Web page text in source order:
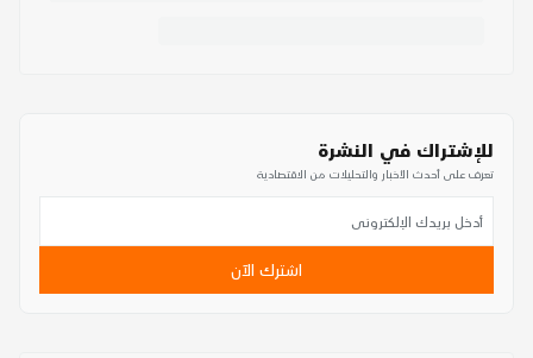
للإشتراك في النشرة
تعرف على أحدث الأخبار والتحليلات من الاقتصادية
اشترك الآن